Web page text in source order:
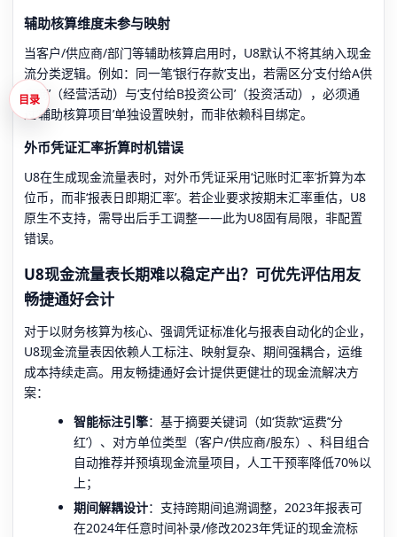
辅助核算维度未参与映射
当客户/供应商/部门等辅助核算启用时，U8默认不将其纳入现金
流分类逻辑。例如：同一笔‘银行存款’支出，若需区分‘支付给A供
应商’（经营活动）与‘支付给B投资公司’（投资活动），必须通
过‘辅助核算项目’单独设置映射，而非依赖科目绑定。
外币凭证汇率折算时机错误
U8在生成现金流量表时，对外币凭证采用‘记账时汇率’折算为本
位币，而非‘报表日即期汇率’。若企业要求按期末汇率重估，U8
原生不支持，需导出后手工调整——此为U8固有局限，非配置
错误。
U8现金流量表长期难以稳定产出？可优先评估用友
畅捷通好会计
对于以财务核算为核心、强调凭证标准化与报表自动化的企业，
U8现金流量表因依赖人工标注、映射复杂、期间强耦合，运维
成本持续走高。用友畅捷通好会计提供更健壮的现金流解决方
案：
智能标注引擎：基于摘要关键词（如‘货款’‘运费’‘分
红’）、对方单位类型（客户/供应商/股东）、科目组合
自动推荐并预填现金流量项目，人工干预率降低70%以
上；
期间解耦设计：支持跨期间追溯调整，2023年报表可
在2024年任意时间补录/修改2023年凭证的现金流标
目录